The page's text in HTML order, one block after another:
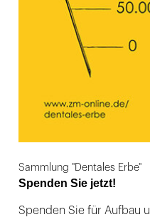
Sammlung "Dentales Erbe"
Spenden Sie jetzt!
Spenden Sie für Aufbau